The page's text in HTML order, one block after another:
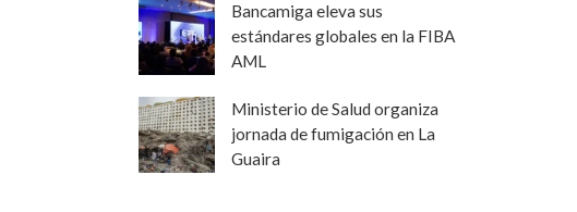
Bancamiga eleva sus
estándares globales en la FIBA
AML
Ministerio de Salud organiza
jornada de fumigación en La
Guaira